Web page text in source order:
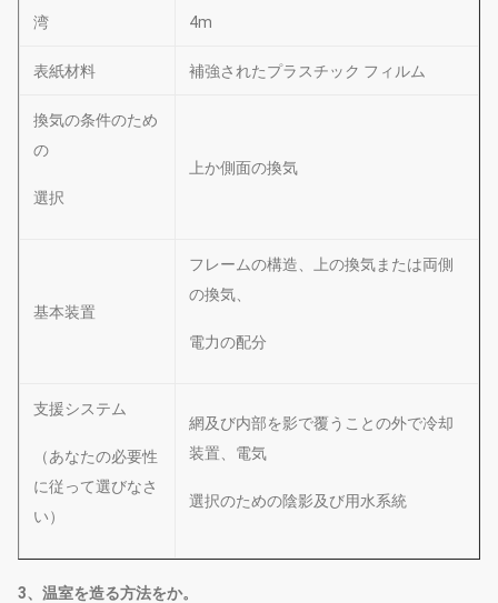
湾 4m
表紙材料 補強されたプラスチック フィルム
換気の条件のため
の
選択
上か側面の換気
基本装置
フレームの構造、上の換気または両側
の換気、
電力の配分
支援システム
（あなたの必要性
に従って選びなさ
い）
網及び内部を影で覆うことの外で冷却
装置、電気
選択のための陰影及び用水系統
3、温室を造る方法をか。